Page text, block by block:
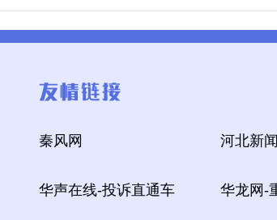
秦风网 河北新
华声在线-投诉直通车 华龙网-